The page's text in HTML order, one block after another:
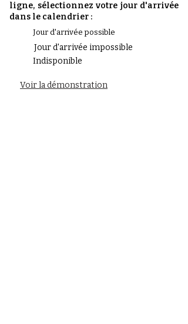
ligne, sélectionnez votre jour d'arrivée
dans le calendrier :
Jour d'arrivée possible
Jour d'arrivée impossible
Indisponible
Voir la démonstration